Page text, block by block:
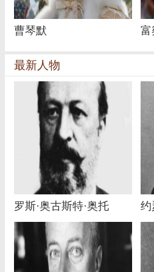
曹琴默 富
最新人物
罗斯·奥古斯特·奥托 约